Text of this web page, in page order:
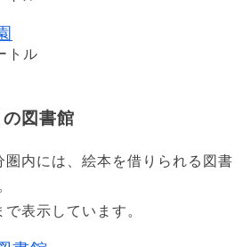
トル
図書館
内には、絵本を借りられる図書
表示しています。